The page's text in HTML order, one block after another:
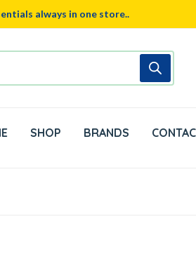
always in one store..
SHOP BRANDS